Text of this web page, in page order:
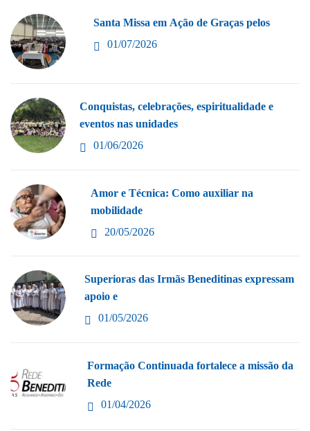
Santa Missa em Ação de Graças pelos
01/07/2026
Conquistas, celebrações, espiritualidade e
eventos nas unidades
01/06/2026
Amor e Técnica: Como auxiliar na
mobilidade
20/05/2026
Superioras das Irmãs Beneditinas expressam
apoio e
01/05/2026
Formação Continuada fortalece a missão da
Rede
01/04/2026